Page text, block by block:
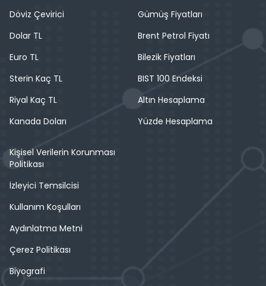
Döviz Çevirici
Dolar TL
Euro TL
Sterin Kaç TL
Riyal Kaç TL
Kanada Doları
Gümüş Fiyatları
Brent Petrol Fiyatı
Bilezik Fiyatları
BIST 100 Endeksi
Altın Hesaplama
Yüzde Hesaplama
Kişisel Verilerin Korunması
Politikası
İzleyici Temsilcisi
Kullanım Koşulları
Aydınlatma Metni
Çerez Politikası
Biyografi